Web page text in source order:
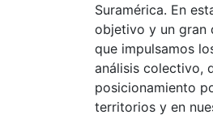
Suramérica. En
objetivo y un gran
que impulsamos
análisis colectivo,
posicionamiento
territorios y en